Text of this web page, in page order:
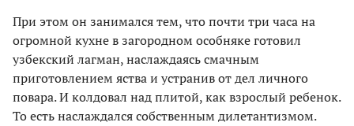
При этом он занимался тем, что почти три часа на
огромной кухне в загородном особняке готовил
узбекский лагман, наслаждаясь смачным
приготовлением яства и устранив от дел личного
повара. И колдовал над плитой, как взрослый ребенок.
То есть наслаждался собственным дилетантизмом.